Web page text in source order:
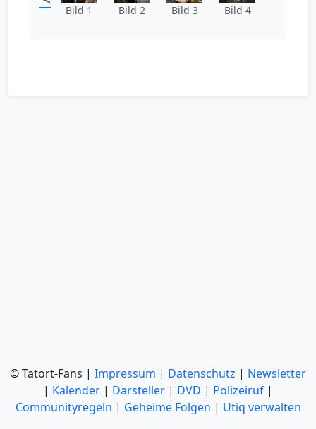
Bild 1 Bild 2 Bild 3 Bild 4
© Tatort-Fans | Impressum | Datenschutz | Newsletter
| Kalender | Darsteller | DVD | Polizeiruf |
Communityregeln | Geheime Folgen | Utiq verwalten